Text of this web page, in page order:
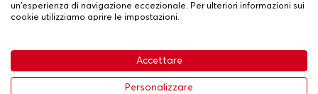
Condizioni generali di vendita•
Politica sulla privacy e sui cookie•Livraison
un'esperienza di navigazione eccezionale. Per ulteriori informazioni sui
cookie utilizziamo aprire le impostazioni.
Accettare
Personalizzare